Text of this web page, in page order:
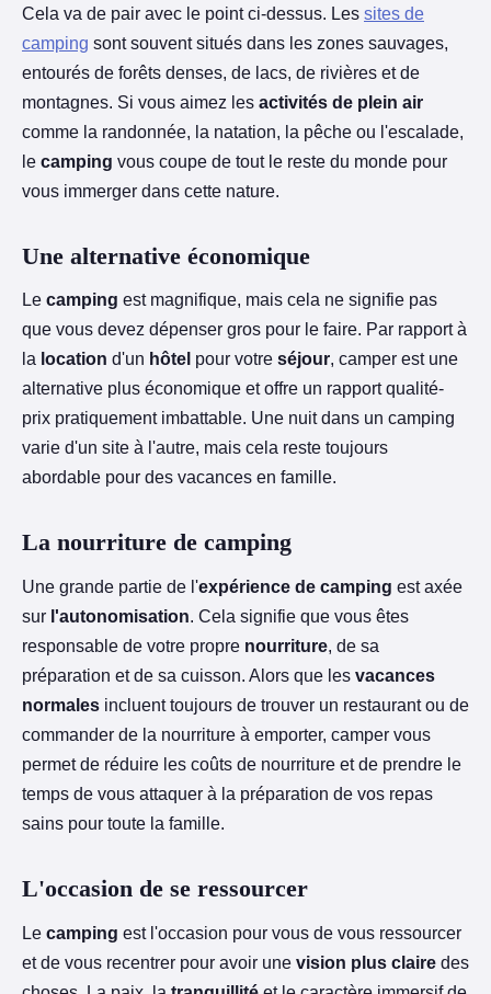
Cela va de pair avec le point ci-dessus. Les sites de
camping sont souvent situés dans les zones sauvages,
entourés de forêts denses, de lacs, de rivières et de
montagnes. Si vous aimez les activités de plein air
comme la randonnée, la natation, la pêche ou l'escalade,
le camping vous coupe de tout le reste du monde pour
vous immerger dans cette nature.
Une alternative économique
Le camping est magnifique, mais cela ne signifie pas
que vous devez dépenser gros pour le faire. Par rapport à
la location d'un hôtel pour votre séjour, camper est une
alternative plus économique et offre un rapport qualité-
prix pratiquement imbattable. Une nuit dans un camping
varie d'un site à l'autre, mais cela reste toujours
abordable pour des vacances en famille.
La nourriture de camping
Une grande partie de l'expérience de camping est axée
sur l'autonomisation. Cela signifie que vous êtes
responsable de votre propre nourriture, de sa
préparation et de sa cuisson. Alors que les vacances
normales incluent toujours de trouver un restaurant ou de
commander de la nourriture à emporter, camper vous
permet de réduire les coûts de nourriture et de prendre le
temps de vous attaquer à la préparation de vos repas
sains pour toute la famille.
L'occasion de se ressourcer
Le camping est l'occasion pour vous de vous ressourcer
et de vous recentrer pour avoir une vision plus claire des